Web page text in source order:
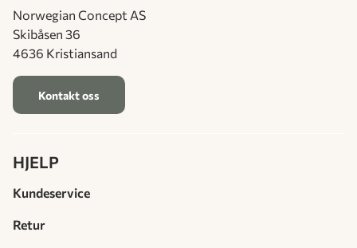
Norwegian Concept AS
Skibåsen 36
4636 Kristiansand
Kontakt oss
HJELP
Kundeservice
Retur